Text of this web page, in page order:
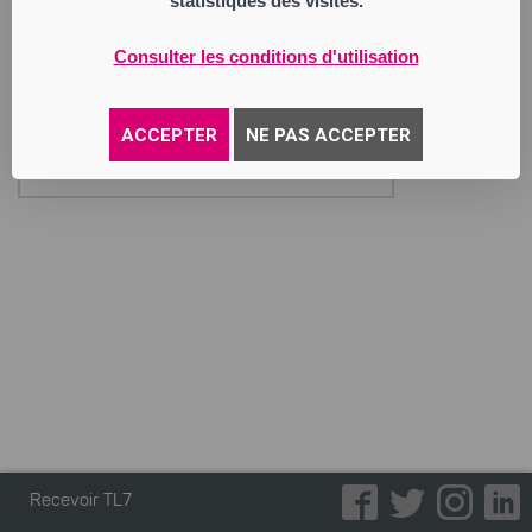
Consulter les conditions d'utilisation
ACCEPTER NE PAS ACCEPTER
PLATEFORME AUTOMOBILE
Siège social : 27 rue des Haveurs
42100 Saint-Étienne
Activité : achat et vente de véhicules
automobiles occasions.
Recevoir TL7